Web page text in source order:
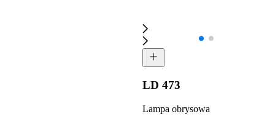
LD 473
Lampa obrysowa